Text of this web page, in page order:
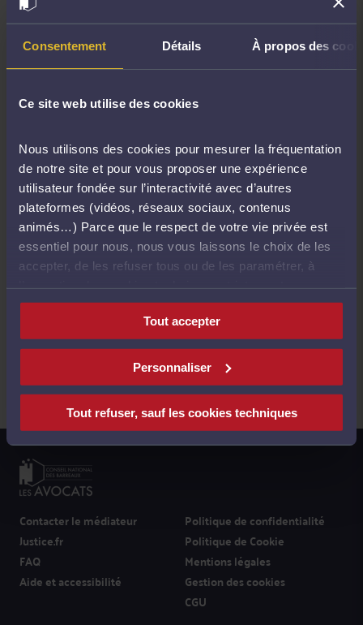
Consentement Détails À propos des
Ce site web utilise des cookies
Nous utilisons des cookies pour mesurer la fréquentation
de notre site et pour vous proposer une expérience
utilisateur fondée sur l’interactivité avec d’autres
plateformes (vidéos, réseaux sociaux, contenus
animés…) Parce que le respect de votre vie privée est
essentiel pour nous, nous vous laissons le choix de les
accepter, de les refuser tous ou de les paramétrer, à
nécessaires au fonctionnement du site.
Tout accepter
Personnaliser
Tout refuser, sauf les cookies techniques
DEONTOLOGIE -
IXAD
Date de l'événement
Lille,59000 Lille
Suivez-nous
Contacter le médiateur
Justice.fr
FAQ
Aide et accessibilité
Politique de confidentialité
Politique de Cookie
Mentions légales
Gestion des cookies
CGU